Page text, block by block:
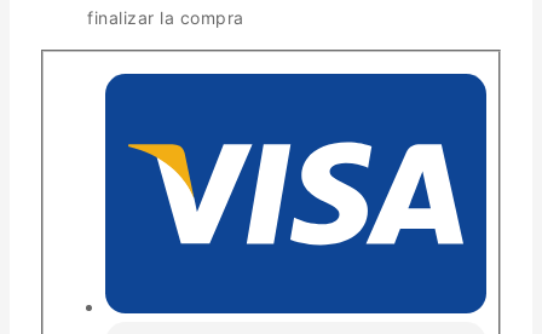
finalizar la compra